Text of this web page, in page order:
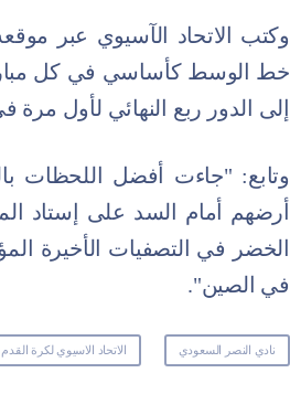
وكتب الاتحاد الآسيوي عبر
خط الوسط كأساسي في كل
إلى الدور ربع النهائي لأول مرة
وتابع: "جاءت أفضل اللحظات
أرضهم أمام السد على إستاد
في الصين".
نادي النصر السعودي الاتحاد الاسيوي لكرة القدم